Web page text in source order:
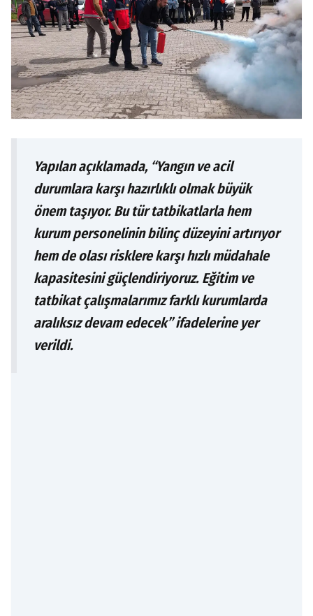
Yapılan açıklamada, “Yangın ve acil
durumlara karşı hazırlıklı olmak büyük
önem taşıyor. Bu tür tatbikatlarla hem
kurum personelinin bilinç düzeyini artırıyor
hem de olası risklere karşı hızlı müdahale
kapasitesini güçlendiriyoruz. Eğitim ve
tatbikat çalışmalarımız farklı kurumlarda
aralıksız devam edecek” ifadelerine yer
verildi.